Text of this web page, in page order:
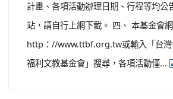
計畫、各項活動辦理日期、行程等均公
站，請自行上網下載。 四、 本基金會網
http：//www.ttbf.org.tw或輸入「台灣
福利文教基金會」搜尋，各項活動僅...